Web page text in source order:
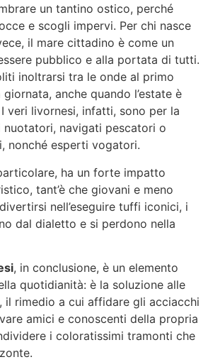
un tantino ostico, perché
e scogli impervi. Per chi nasce
il mare cittadino è come un
pubblico e alla portata di tutti.
inoltrarsi tra le onde al primo
anche quando l’estate è
veri livornesi, infatti, sono per la
navigati pescatori o
nonché esperti vogatori.
ha un forte impatto
tant’è che giovani e meno
nell’eseguire tuffi iconici, i
dal dialetto e si perdono nella
, in conclusione, è un elemento
quotidianità: è la soluzione alle
il rimedio a cui affidare gli acciacchi
amici e conoscenti della propria
i coloratissimi tramonti che